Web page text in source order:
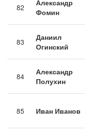
82
Александр
Фомин
83
Даниил
Огинский
84
Александр
Полухин
85 Иван Иванов